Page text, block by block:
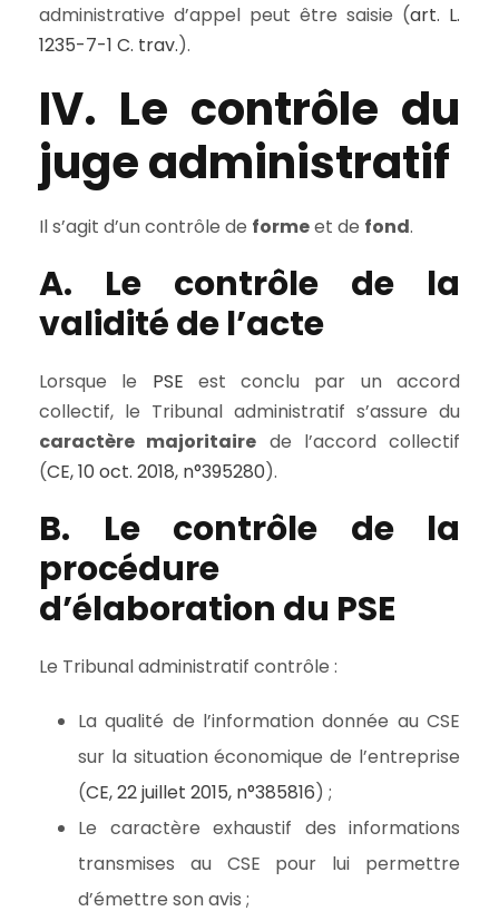
administrative d’appel peut être saisie (art. L.
1235-7-1 C. trav.).
IV. Le contrôle du
juge administratif
Il s’agit d’un contrôle de formeet de fond.
A. Le contrôle de la
validité de l’acte
Lorsque le PSE est conclu par un accord
collectif, le Tribunal administratif s’assure du
caractère majoritaire de l’accord collectif
(CE, 10 oct. 2018, n°395280).
B. Le contrôle de la
procédure
d’élaboration du PSE
Le Tribunal administratif contrôle :
La qualité de l’information donnée au CSE
sur la situation économique de l’entreprise
(CE, 22 juillet 2015, n°385816) ;
Le caractère exhaustif des informations
transmises au CSE pour lui permettre
d’émettre son avis ;